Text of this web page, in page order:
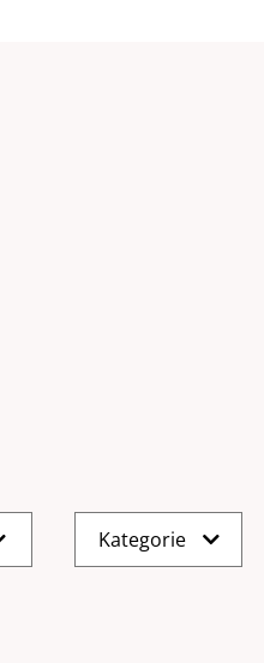
Kategorie